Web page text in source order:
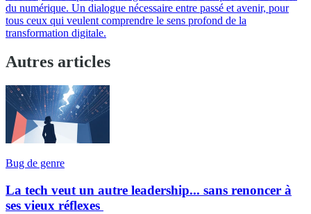
du numérique. Un dialogue nécessaire entre passé et avenir, pour
tous ceux qui veulent comprendre le sens profond de la
transformation digitale.
Autres articles
Bug de genre
La tech veut un autre leadership... sans renoncer à
ses vieux réflexes